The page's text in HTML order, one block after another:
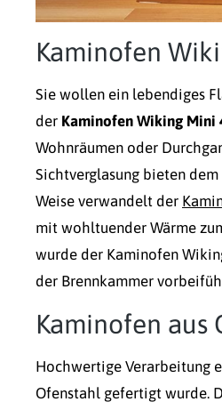
Kaminofen
Sie wollen ein lebendiges
der Kaminofen Wiking Mini
Wohnräumen oder
Sichtverglasung bieten
Weise verwandelt der
mit wohltuender Wärme
wurde der Kaminofen
der Brennkammer
Kaminofen aus
Hochwertige Verarbeitung
Ofenstahl gefertigt wurde.